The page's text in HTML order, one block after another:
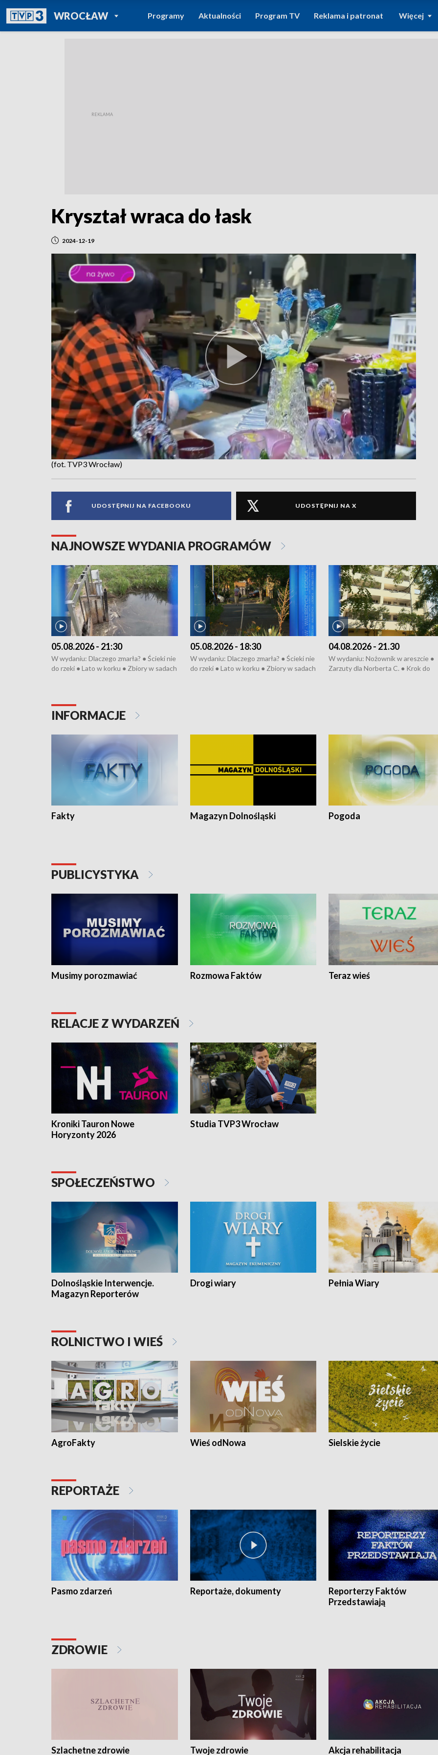
WROCŁAWPOWRÓT DO
TVP REGIONY
Programy Aktualności Program TV Reklama i patronat Więcej
Kryształ wraca do łask
2024-12-19
(fot. TVP3 Wrocław)
UDOSTĘPNIJ NA FACEBOOKU UDOSTĘPNIJ NA X
NAJNOWSZE WYDANIA PROGRAMÓW
05.08.2026 - 21:30
W wydaniu: Dlaczego zmarła? ● Ścieki nie
do rzeki ● Lato w korku ● Zbiory w sadach
05.08.2026 - 18:30
W wydaniu: Dlaczego zmarła? ● Ścieki nie
do rzeki ● Lato w korku ● Zbiory w sadach
04.08.2026 - 21.30
W wydaniu: Nożownik w areszcie ●
Zarzuty dla Norberta C. ● Krok do
INFORMACJE
Fakty Magazyn Dolnośląski Pogoda
PUBLICYSTYKA
Musimy porozmawiać Rozmowa Faktów Teraz wieś
RELACJE Z WYDARZEŃ
Kroniki Tauron Nowe
Horyzonty 2026
Studia TVP3 Wrocław
SPOŁECZEŃSTWO
Dolnośląskie Interwencje.
Magazyn Reporterów
Drogi wiary Pełnia Wiary
ROLNICTWO I WIEŚ
AgroFakty Wieś odNowa Sielskie życie
REPORTAŻE
Pasmo zdarzeń Reportaże, dokumenty
Reporterzy Faktów
Przedstawiają
ZDROWIE
Szlachetne zdrowie Twoje zdrowie Akcja rehabilitacja